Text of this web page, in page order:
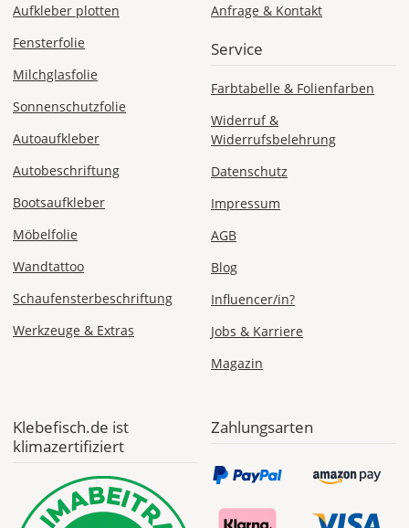
Fr., 14.08. - Di.,
18.08.
ab 7,98
ab 5,99 EUR*
EUR
Express
Deutschland
Mi., 12.08.
ab 24,98
*
Abhängig
Bestellwert:
Die
Aufkleber plotten
Fensterfolie
Milchglasfolie
Sonnenschutzfolie
Autoaufkleber
Autobeschriftung
Bootsaufkleber
Möbelfolie
Wandtattoo
Schaufensterbeschriftung
Werkzeuge & Extras
Anfrage & Kontakt
Service
Farbtabelle & Folienfarben
Widerruf &
Widerrufsbelehrung
Datenschutz
Impressum
AGB
Blog
Influencer/in?
Jobs & Karriere
Magazin
Klebefisch.de ist
klimazertifiziert
Zahlungsarten